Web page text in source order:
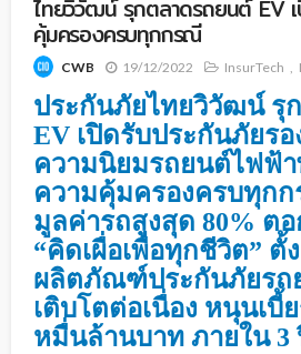
ไทยวิวัฒน์ รุกตลาดรถยนต์ EV
คุ้มครองครบทุกกรณี
CWB 19/12/2022 InsurTech
ประกันภัยไทยวิวัฒน์ รุ
EV เปิดรับประกันภัยร
ความนิยมรถยนต์ไฟฟ้า
ความคุ้มครองครบทุก
มูลค่ารถสูงสุด 80% ต
“คิดเผื่อเพื่อทุกชีวิต” ตั้
ผลิตภัณฑ์ประกันภัยรถ
เติบโตต่อเนื่อง หนุนเบี้
หมื่นล้านบาท ภายใน 3